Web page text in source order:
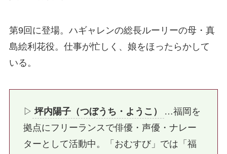
第9回に登場。ハギャレンの総長ルーリーの母・真
島絵利花役。仕事が忙しく、娘をほったらかして
いる。
▷ 坪内陽子（つぼうち・ようこ）
…福岡を
拠点にフリーランスで俳優・声優・ナレー
ターとして活動中。「おむすび」では「福